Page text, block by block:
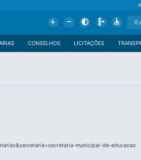
Add Remove Contrast Schema Accessible
LICITAÇÕES
CONSELHOS
municipal-de-educacao